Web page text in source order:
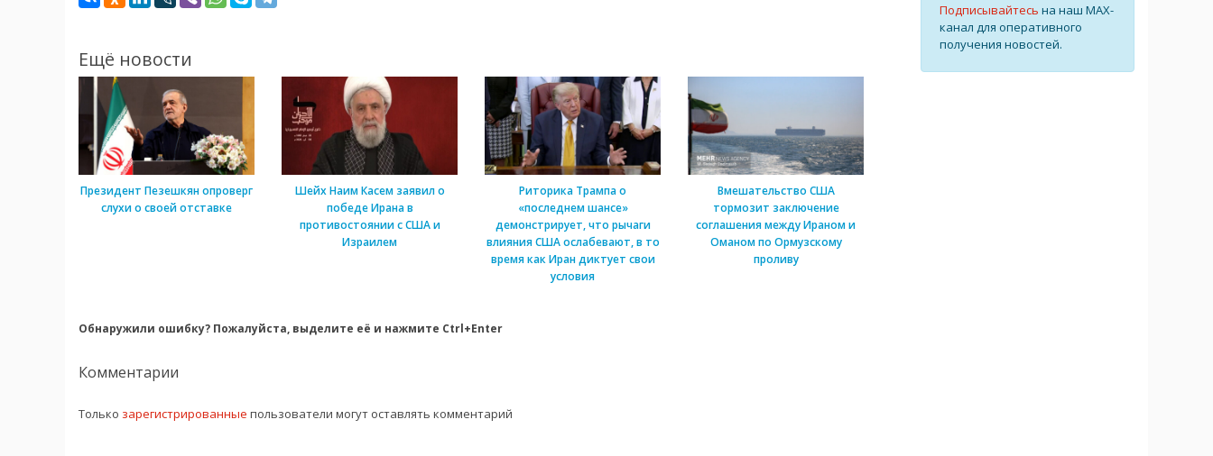
Ещё новости
Президент Пезешкян опроверг
слухи о своей отставке
Шейх Наим Касем заявил о
победе Ирана в
противостоянии с США и
Израилем
Риторика Трампа о
«последнем шансе»
демонстрирует, что рычаги
влияния США ослабевают, в то
время как Иран диктует свои
условия
Вмешательство США
тормозит заключение
соглашения между Ираном и
Оманом по Ормузскому
проливу
Обнаружили ошибку? Пожалуйста, выделите её и нажмите Ctrl+Enter
Комментарии
Только зарегистрированные пользователи могут оставлять комментарий
Подписывайтесь на наш MAX-
канал для оперативного
получения новостей.